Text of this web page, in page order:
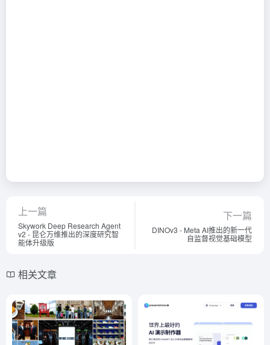
上一篇
Skywork Deep Research Agent
v2 - 昆仑万维推出的深度研究智
能体升级版
下一篇
DINOv3 - Meta AI推出的新一代
自监督视觉基础模型
相关文章